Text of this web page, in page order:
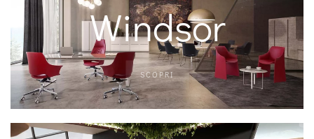
Windsor
SCOPRI